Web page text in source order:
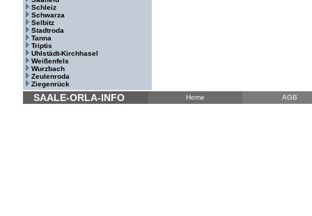
Schleiz
Schwarza
Selbitz
Stadtroda
Tanna
Triptis
Uhlstädt-Kirchhasel
Weißenfels
Wurzbach
Zeulenroda
Ziegenrück
SAALE-ORLA-INFO Home AGB